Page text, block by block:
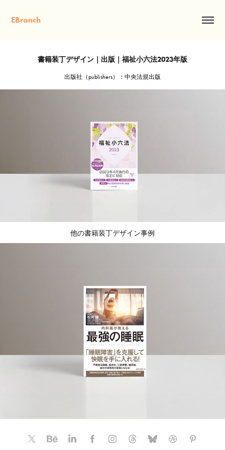
EBranch
書籍装丁デザイン｜出版｜福祉小六法2023年版
出版社（publishers）：中央法規出版
他の書籍装丁デザイン事例